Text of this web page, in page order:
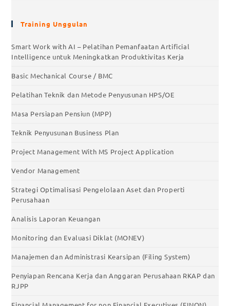
Training Unggulan
Smart Work with AI – Pelatihan Pemanfaatan Artificial
Intelligence untuk Meningkatkan Produktivitas Kerja
Basic Mechanical Course / BMC
Pelatihan Teknik dan Metode Penyusunan HPS/OE
Masa Persiapan Pensiun (MPP)
Teknik Penyusunan Business Plan
Project Management With MS Project Application
Vendor Management
Strategi Optimalisasi Pengelolaan Aset dan Properti
Perusahaan
Analisis Laporan Keuangan
Monitoring dan Evaluasi Diklat (MONEV)
Manajemen dan Administrasi Kearsipan (Filing System)
Penyiapan Rencana Kerja dan Anggaran Perusahaan RKAP dan
RJPP